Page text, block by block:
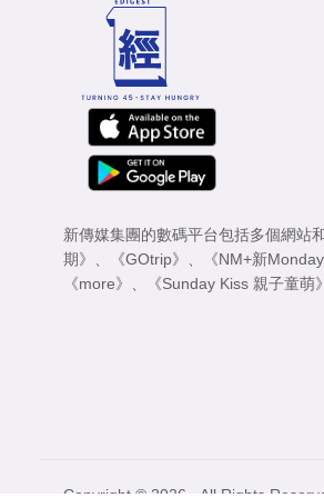
新傳媒集團的數碼平台包括多個網站
期》
《GOtrip》 《NM+新Monday
《more》
《Sunday Kiss 親子童萌》
Copyright © 2026 - All Rights